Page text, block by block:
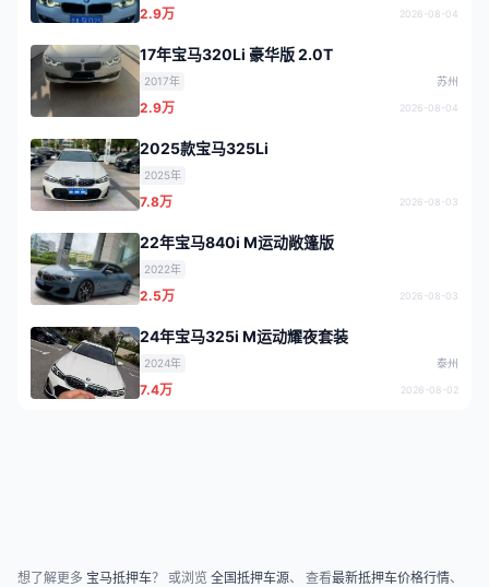
2.9万 2026-08-04
17年宝马320Li 豪华版 2.0T
2017年 苏州
2.9万 2026-08-04
2025款宝马325Li
2025年
7.8万 2026-08-03
22年宝马840i M运动敞篷版
2022年
2.5万 2026-08-03
24年宝马325i M运动耀夜套装
2024年 泰州
7.4万 2026-08-02
想了解更多 宝马抵押车？ 或浏览 全国抵押车源、 查看最新抵押车价格行情、